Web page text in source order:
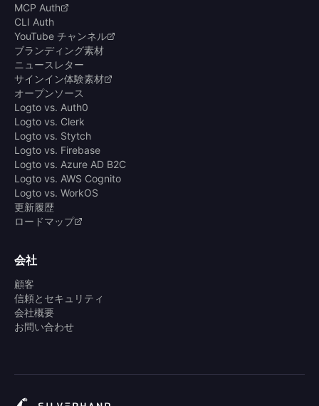
MCP Auth
CLI Auth
YouTube チャンネル
ブランディング素材
ニュースレター
サインイン体験素材
オープンソース
Logto vs. Auth0
Logto vs. Clerk
Logto vs. Stytch
Logto vs. Firebase
Logto vs. Azure AD B2C
Logto vs. AWS Cognito
Logto vs. WorkOS
更新履歴
ロードマップ
会社
顧客
信頼とセキュリティ
会社概要
お問い合わせ